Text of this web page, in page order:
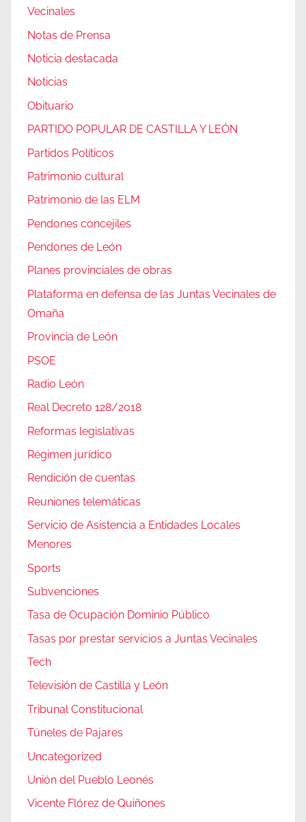
Vecinales
Notas de Prensa
Noticia destacada
Noticias
Obituario
PARTIDO POPULAR DE CASTILLA Y LEÓN
Partidos Políticos
Patrimonio cultural
Patrimonio de las ELM
Pendones concejiles
Pendones de León
Planes provinciales de obras
Plataforma en defensa de las Juntas Vecinales de
Omaña
Provincia de León
PSOE
Radio León
Real Decreto 128/2018
Reformas legislativas
Régimen jurídico
Rendición de cuentas
Reuniones telemáticas
Servicio de Asistencia a Entidades Locales
Menores
Sports
Subvenciones
Tasa de Ocupación Dominio Público
Tasas por prestar servicios a Juntas Vecinales
Tech
Televisión de Castilla y León
Tribunal Constitucional
Túneles de Pajares
Uncategorized
Unión del Pueblo Leonés
Vicente Flórez de Quiñones